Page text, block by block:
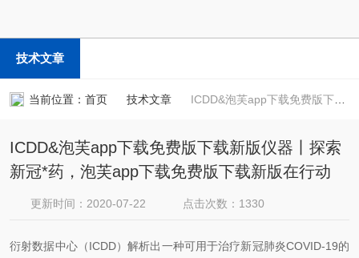
技术文章
当前位置： 首页 技术文章 ICDD&泡芙app下载免费版下载新版仪器丨探索新冠*药，泡芙app下载免费版下载新版在行动
ICDD&泡芙app下载免费版下载新版仪器丨探索
新冠*药，泡芙app下载免费版下载新版在行动
更新时间：2020-07-22 点击次数：1330
衍射数据中心（ICDD）解析出一种可用于治疗新冠肺炎COVID-19的